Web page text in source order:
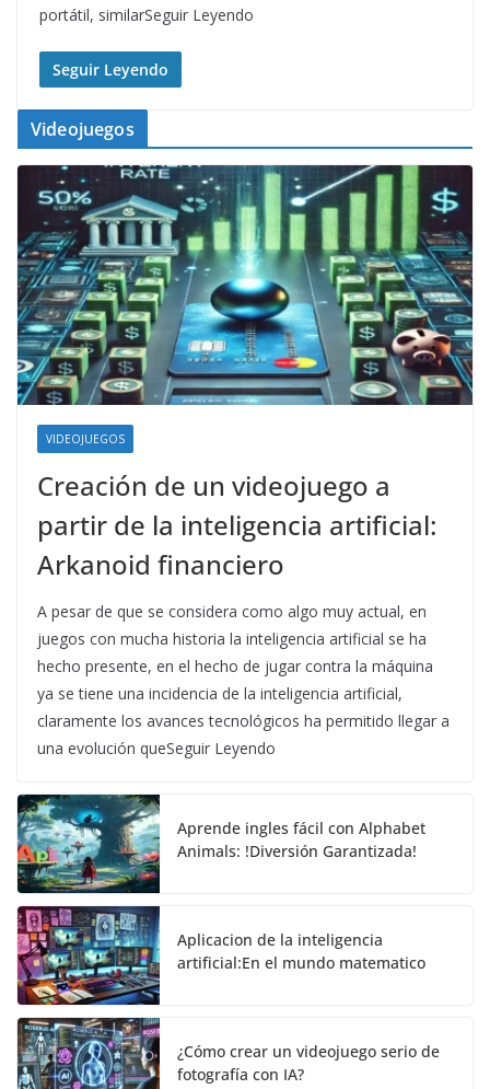
portátil, similarSeguir Leyendo
Seguir Leyendo
Videojuegos
VIDEOJUEGOS
Creación de un videojuego a
partir de la inteligencia artificial:
Arkanoid financiero
A pesar de que se considera como algo muy actual, en
juegos con mucha historia la inteligencia artificial se ha
hecho presente, en el hecho de jugar contra la máquina
ya se tiene una incidencia de la inteligencia artificial,
claramente los avances tecnológicos ha permitido llegar a
una evolución queSeguir Leyendo
Aprende ingles fácil con Alphabet
Animals: !Diversión Garantizada!
Aplicacion de la inteligencia
artificial:En el mundo matematico
¿Cómo crear un videojuego serio de
fotografía con IA?